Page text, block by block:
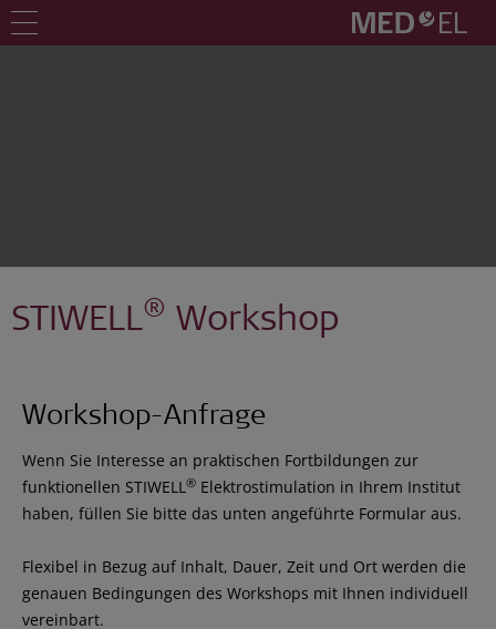
STIWELL® Workshop
Workshop-Anfrage
Wenn Sie Interesse an praktischen Fortbildungen zur
funktionellen STIWELL® Elektrostimulation in Ihrem Institut
haben, füllen Sie bitte das unten angeführte Formular aus.
Flexibel in Bezug auf Inhalt, Dauer, Zeit und Ort werden die
genauen Bedingungen des Workshops mit Ihnen individuell
vereinbart.